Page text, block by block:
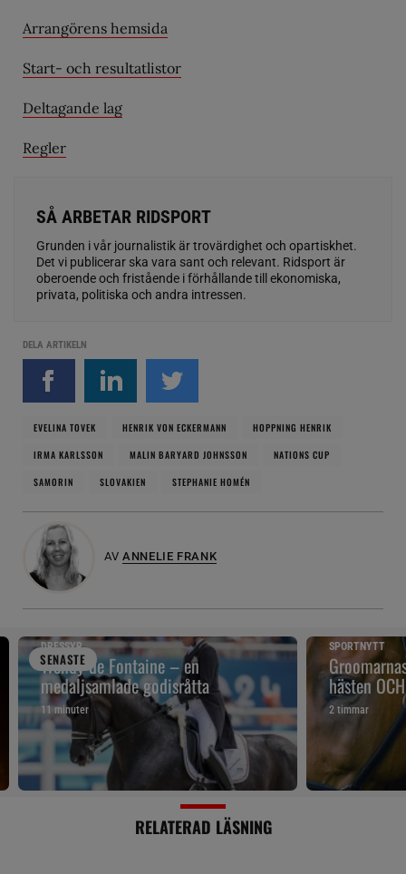
Arrangörens hemsida
Start- och resultatlistor
Deltagande lag
Regler
SÅ ARBETAR RIDSPORT
Grunden i vår journalistik är trovärdighet och opartiskhet.
Det vi publicerar ska vara sant och relevant. Ridsport är
oberoende och fristående i förhållande till ekonomiska,
privata, politiska och andra intressen.
DELA ARTIKELN
EVELINA TOVEK HENRIK VON ECKERMANN
HOPPNING HENRIK
IRMA KARLSSON
MALIN BARYARD JOHNSSON
NATIONS CUP
SAMORIN
SLOVAKIEN STEPHANIE HOMÉN
AV ANNELIE FRANK
SENASTE
DRESSYR
Wendy de Fontaine – en
medaljsamlade godisråtta
11 minuter
SPORTNYTT
hästen
2 timmar
RELATERAD LÄSNING